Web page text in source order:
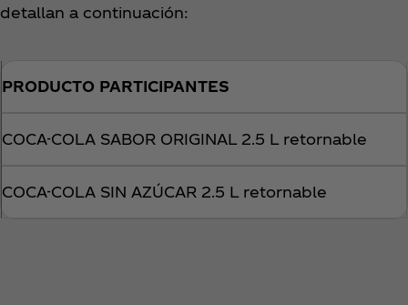
detallan a continuación:
PRODUCTO PARTICIPANTES
COCA-COLA SABOR ORIGINAL 2.5 L retornable
COCA-COLA SIN AZÚCAR 2.5 L retornable